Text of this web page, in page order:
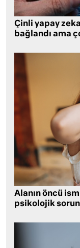
Çinli yapay
bağlandı ama
Alanın öncü
psikolojik